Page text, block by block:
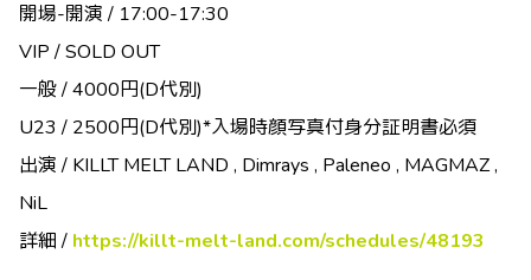
開場-開演 / 17:00-17:30
VIP / SOLD OUT
一般 / 4000円(D代別)
U23 / 2500円(D代別)*入場時顔写真付身分証明書必須
出演 / KILLT MELT LAND , Dimrays , Paleneo , MAGMAZ ,
NiL
詳細 / https://killt-melt-land.com/schedules/48193